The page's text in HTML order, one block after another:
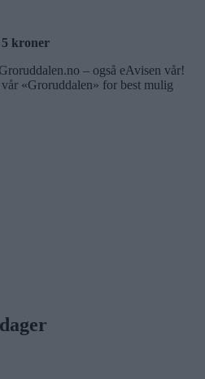
kroner
– også eAvisen vår!
«Groruddalen» for best mulig